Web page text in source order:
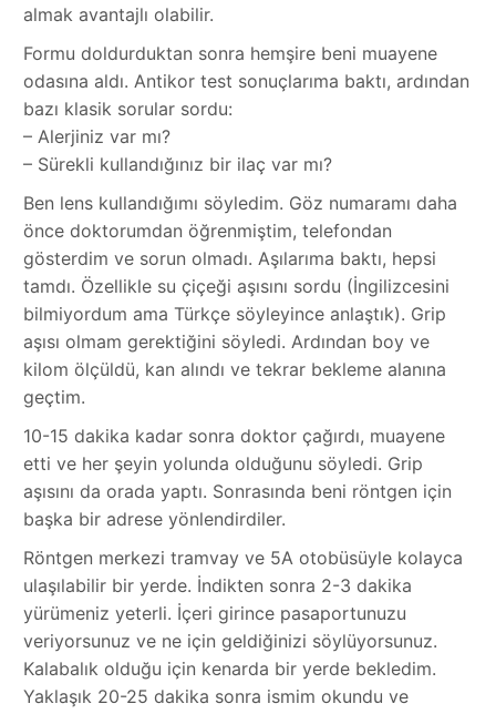
almak avantajlı olabilir.
Formu doldurduktan sonra hemşire beni muayene
odasına aldı. Antikor test sonuçlarıma baktı, ardından
bazı klasik sorular sordu:
– Alerjiniz var mı?
– Sürekli kullandığınız bir ilaç var mı?
Ben lens kullandığımı söyledim. Göz numaramı daha
önce doktorumdan öğrenmiştim, telefondan
gösterdim ve sorun olmadı. Aşılarıma baktı, hepsi
tamdı. Özellikle su çiçeği aşısını sordu (İngilizcesini
bilmiyordum ama Türkçe söyleyince anlaştık). Grip
aşısı olmam gerektiğini söyledi. Ardından boy ve
kilom ölçüldü, kan alındı ve tekrar bekleme alanına
geçtim.
10-15 dakika kadar sonra doktor çağırdı, muayene
etti ve her şeyin yolunda olduğunu söyledi. Grip
aşısını da orada yaptı. Sonrasında beni röntgen için
başka bir adrese yönlendirdiler.
Röntgen merkezi tramvay ve 5A otobüsüyle kolayca
ulaşılabilir bir yerde. İndikten sonra 2-3 dakika
yürümeniz yeterli. İçeri girince pasaportunuzu
veriyorsunuz ve ne için geldiğinizi söylüyorsunuz.
Kalabalık olduğu için kenarda bir yerde bekledim.
Yaklaşık 20-25 dakika sonra ismim okundu ve